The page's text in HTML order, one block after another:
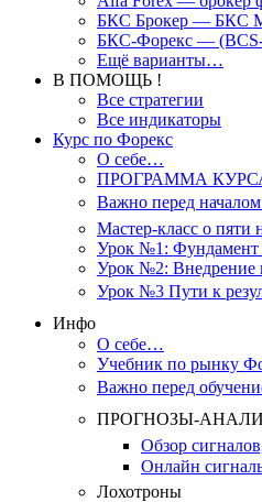
БКС Брокер — БКС
БКС-Форекс —
Ещё варианты…
В ПОМОЩЬ !
Все стратегии
Все индикаторы
Курс по Форекс
О себе…
ПРОГРАММА
Важно перед началом
Мастер-класс о пяти
Урок №1: Фундамент
Урок №2: Внедрение
Урок №3 Пути к
Инфо
О себе…
Учебник по рынку
Важно перед
ПРОГНОЗЫ-
Обзор
Онлайн
Лохотроны